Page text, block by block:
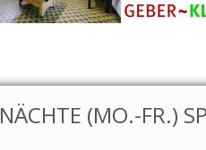
(MO.-FR.)